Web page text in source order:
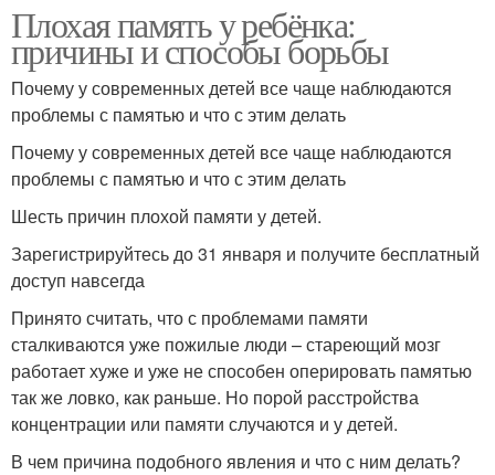
Плохая память у ребёнка:
причины и способы борьбы
Почему у современных детей все чаще наблюдаются
проблемы с памятью и что с этим делать
Почему у современных детей все чаще наблюдаются
проблемы с памятью и что с этим делать
Шесть причин плохой памяти у детей.
Зарегистрируйтесь до 31 января и получите бесплатный
доступ навсегда
Принято считать, что с проблемами памяти
сталкиваются уже пожилые люди – стареющий мозг
работает хуже и уже не способен оперировать памятью
так же ловко, как раньше. Но порой расстройства
концентрации или памяти случаются и у детей.
В чем причина подобного явления и что с ним делать?